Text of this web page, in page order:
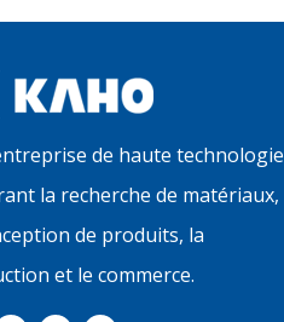
de haute technologie
la recherche de matériaux,
de produits, la
et le commerce.